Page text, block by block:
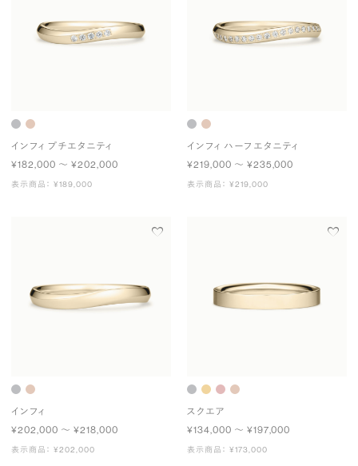
インフィ プチエタニティ
¥182,000 〜 ¥202,000
表示商品： ¥189,000
インフィ ハーフエタニティ
¥219,000 〜 ¥235,000
表示商品： ¥219,000
インフィ
¥202,000 〜 ¥218,000
表示商品： ¥202,000
スクエア
¥134,000 〜 ¥197,000
表示商品： ¥173,000